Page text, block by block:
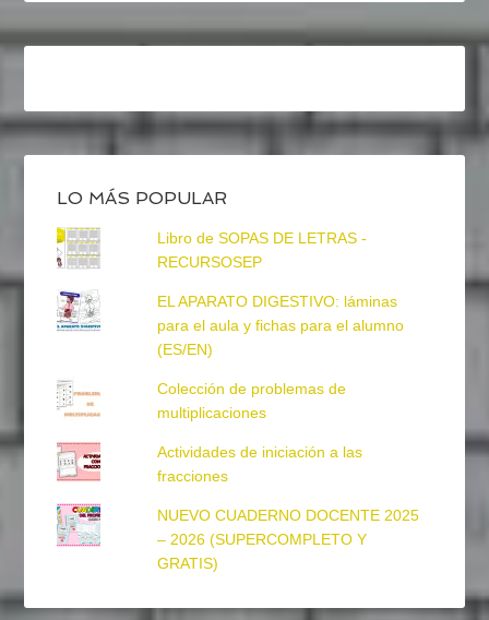
LO MÁS POPULAR
Libro de SOPAS DE LETRAS -
RECURSOSEP
EL APARATO DIGESTIVO: láminas
para el aula y fichas para el alumno
(ES/EN)
Colección de problemas de
multiplicaciones
Actividades de iniciación a las
fracciones
NUEVO CUADERNO DOCENTE 2025
– 2026 (SUPERCOMPLETO Y
GRATIS)